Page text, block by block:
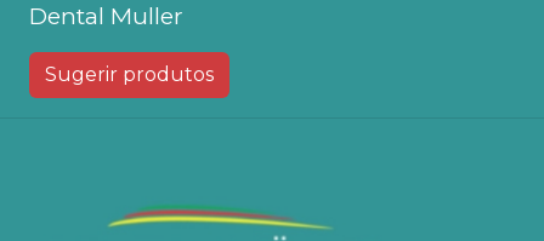
Dental Muller
Sugerir produtos